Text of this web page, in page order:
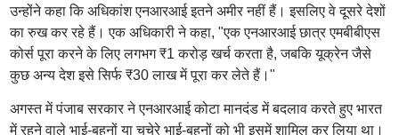
उन्होंने कहा कि अधिकांश एनआरआई इतने अमीर नहीं हैं। इसलिए वे दूसरे देशों
का रुख कर रहे हैं। एक अधिकारी ने कहा, "एक एनआरआई छात्र एमबीबीएस
कोर्स पूरा करने के लिए लगभग ₹1 करोड़ खर्च करता है, जबकि यूक्रेन जैसे
कुछ अन्य देश इसे सिर्फ ₹30 लाख में पूरा कर लेते हैं।"
अगस्त में पंजाब सरकार ने एनआरआई कोटा मानदंड में बदलाव करते हुए भारत
में रहने वाले भाई-बहनों या चचेरे भाई-बहनों को भी इसमें शामिल कर लिया था।